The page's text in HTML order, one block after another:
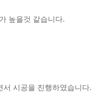
높을것 같습니다.
시공을 진행하였습니다.